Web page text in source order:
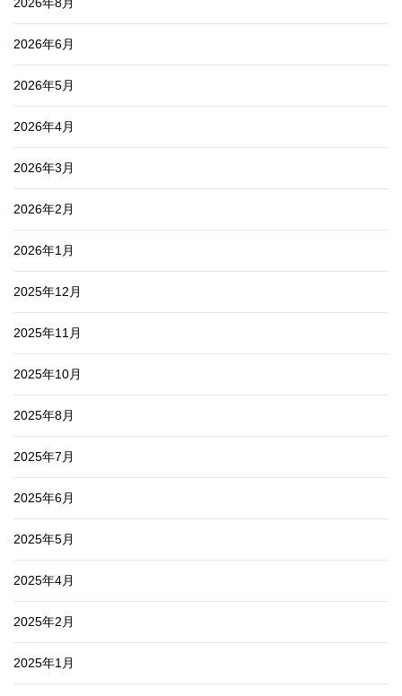
2026年8月
2026年6月
2026年5月
2026年4月
2026年3月
2026年2月
2026年1月
2025年12月
2025年11月
2025年10月
2025年8月
2025年7月
2025年6月
2025年5月
2025年4月
2025年2月
2025年1月